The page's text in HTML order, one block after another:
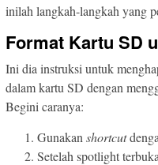
inilah langkah-langkah yang
Format Kartu SD
Ini dia instruksi untuk
dalam kartu SD dengan
Begini caranya:
Gunakan shortcut
Setelah spotlight